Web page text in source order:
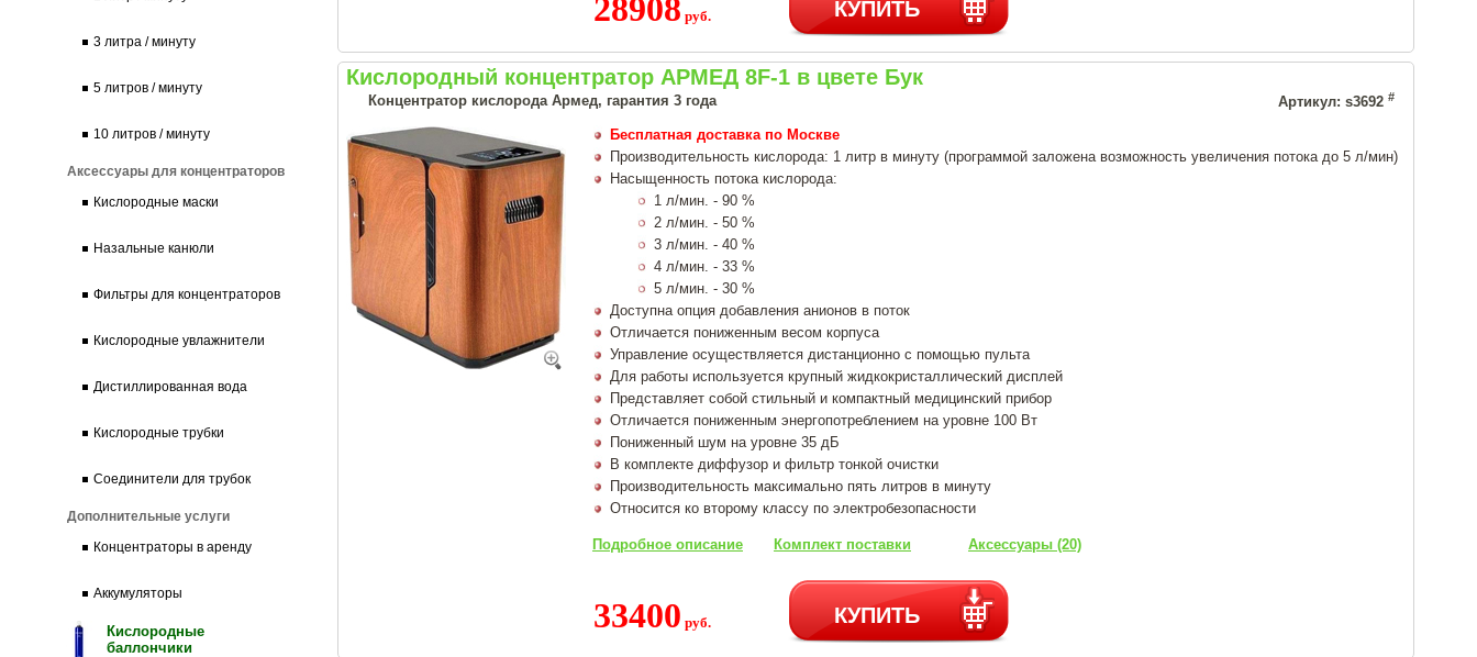
3 литра / минуту
5 литров / минуту
10 литров / минуту
Аксессуары для концентраторов
Кислородные маски
Назальные канюли
Фильтры для концентраторов
Кислородные увлажнители
Дистиллированная вода
Кислородные трубки
Соединители для трубок
Дополнительные услуги
Концентраторы в аренду
Аккумуляторы
Кислородные
баллончики
28908 руб. КУПИТЬ
Кислородный концентратор АРМЕД 8F-1 в цвете Бук
Концентратор кислорода Армед, гарантия 3 года Артикул: s3692 #
Бесплатная доставка по Москве
Производительность кислорода: 1 литр в минуту (программой заложена возможность увеличения потока до 5 л/мин)
Насыщенность потока кислорода:
1 л/мин. - 90 %
2 л/мин. - 50 %
3 л/мин. - 40 %
4 л/мин. - 33 %
5 л/мин. - 30 %
Доступна опция добавления анионов в поток
Отличается пониженным весом корпуса
Управление осуществляется дистанционно с помощью пульта
Для работы используется крупный жидкокристаллический дисплей
Представляет собой стильный и компактный медицинский прибор
Отличается пониженным энергопотреблением на уровне 100 Вт
Пониженный шум на уровне 35 дБ
В комплекте диффузор и фильтр тонкой очистки
Производительность максимально пять литров в минуту
Относится ко второму классу по электробезопасности
Подробное описание Комплект поставки Аксессуары (20)
33400 руб. КУПИТЬ